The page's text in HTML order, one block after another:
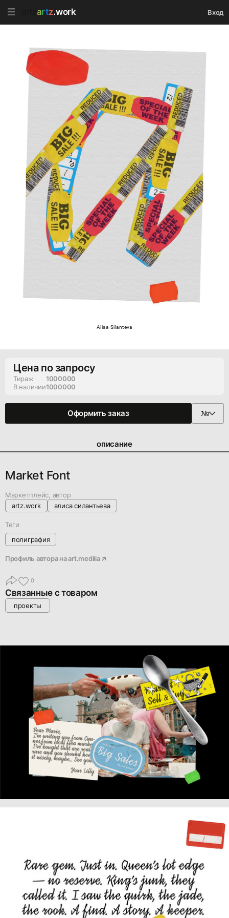
artz.work Вход
Alisa Silanteva
Цена по запросу
Тираж
1000000
В наличии1000000
Оформить заказ
описание
Market Font
Маркетплейс, автор
artz.work
алиса силантьева
Теги
полиграфия
Профиль автора наart.mediiia
0
Связанные с товаром
проекты